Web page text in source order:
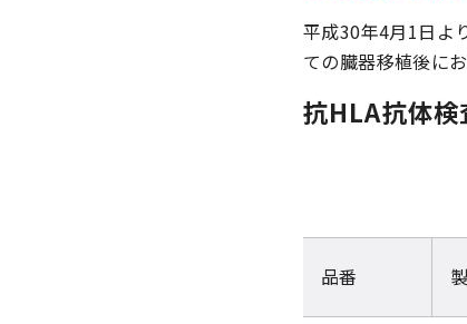
平成30年4月1日よ
ての臓器移植後に
抗HLA抗体検
品番